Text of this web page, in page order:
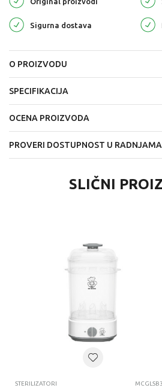
Sigurna dostava
O PROIZVODU
SPECIFIKACIJA
OCENA PROIZVODA
PROVERI DOSTUPNOST U RADNJAMA
SLIČNI
STERILIZATORI